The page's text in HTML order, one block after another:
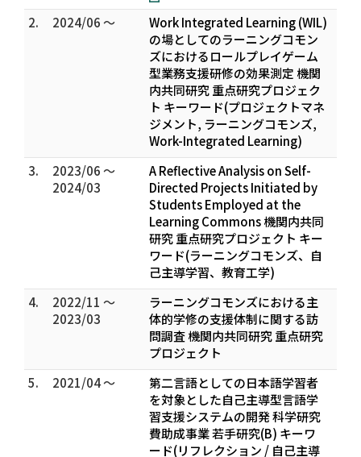
2. 2024/06 ～
Work Integrated Learning (WIL)
の場としてのラーニングコモン
ズにおけるロールプレイゲーム
型業務支援研修の効果測定 機関
内共同研究 重点研究プロジェク
ト キーワード(プロジェクトマネ
ジメント, ラーニングコモンズ,
Work-Integrated Learning)
3.
2023/06 ～
2024/03
A Reflective Analysis on Self-
Directed Projects Initiated by
Students Employed at the
Learning Commons 機関内共同
研究 重点研究プロジェクト キー
ワード(ラーニングコモンズ、自
己主導学習、教育工学)
4.
2022/11 ～
2023/03
ラーニングコモンズにおける主
体的学修の支援体制に関する訪
問調査 機関内共同研究 重点研究
プロジェクト
5.
2021/04 ～
第二言語としての日本語学習者
を対象とした自己主導型言語学
習支援システムの開発 科学研究
費助成事業 若手研究(B) キーワ
ード(リフレクション / 自己主導